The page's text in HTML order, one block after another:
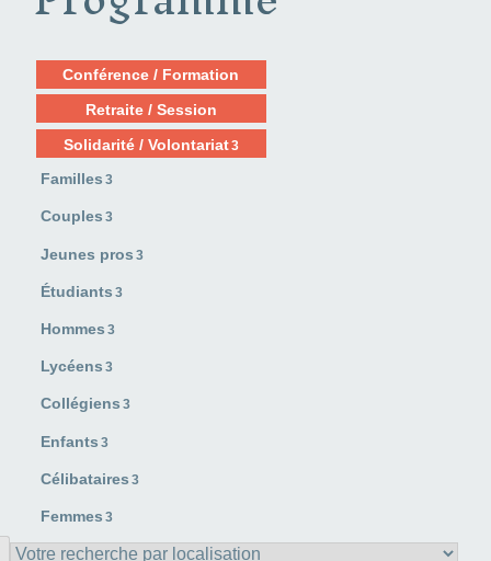
Conférence / Formation
Retraite / Session
Solidarité / Volontariat3
Familles 3
Couples 3
Jeunes pros 3
Étudiants 3
Hommes 3
Lycéens 3
Collégiens 3
Enfants 3
Célibataires 3
Femmes 3